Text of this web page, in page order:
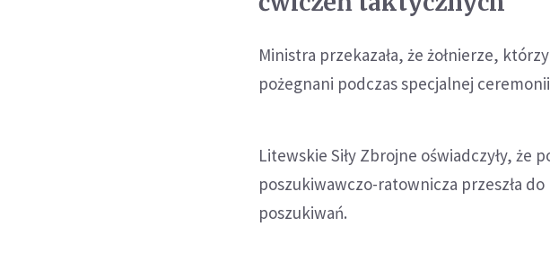
Ministra przekazała, że żołnierze,
pożegnani podczas specjalnej
Litewskie Siły Zbrojne oświadczyły, że
poszukiwawczo-ratownicza przeszła
poszukiwań.